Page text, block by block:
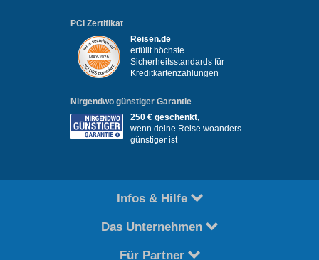
PCI Zertifikat
Reisen.de
erfüllt höchste
Sicherheitsstandards für
Kreditkartenzahlungen
Nirgendwo günstiger Garantie
250 € geschenkt,
wenn deine Reise woanders
günstiger ist
Infos & Hilfe
Das Unternehmen
Für Partner